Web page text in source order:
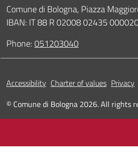
Contacts
Comune di Bologna, Piazza
IBAN: IT 88 R 02008 02435
Phone:051203040
Accessibility Charter of values Privacy
© Comune di Bologna 2026. All rights